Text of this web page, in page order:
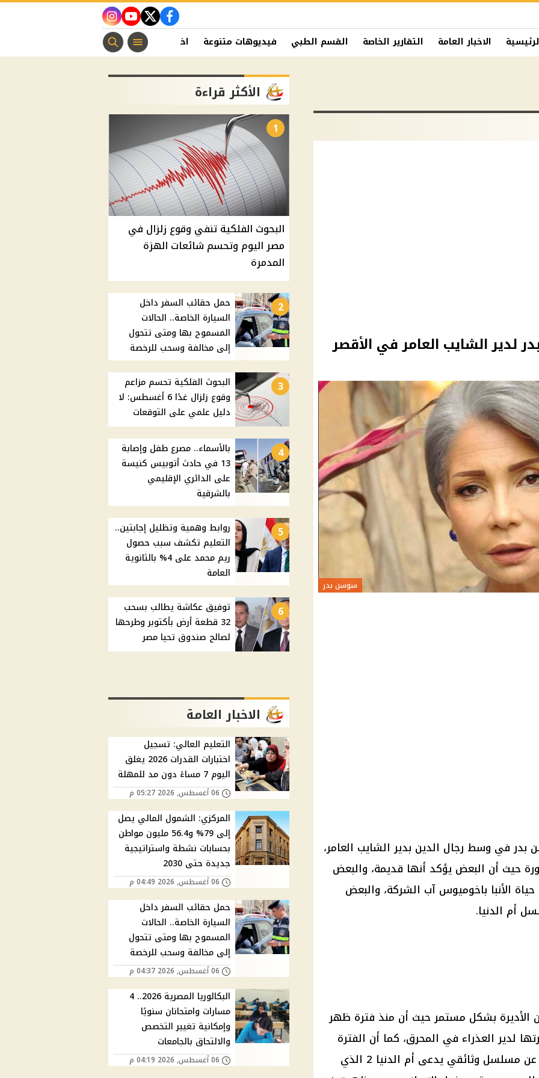
facebook
twitter
youtube
instagram
الاخبار العامة التقارير الخاصة القسم الطبي فيديوهات متنوعة اخبار الفن منوعات مسيحية
الشايب العامر في الأقصر
سوسن بدر
بدر في وسط رجال الدين بدير الشايب العامر،
حيث أن البعض يؤكد أنها قديمة، والبعض
الأنبا باخوميوس آب الشركة، والبعض
أم الدنيا.
الأديرة بشكل مستمر حيث أن منذ فترة ظهر
لدير العذراء في المحرق، كما أن الفترة
الأخيرة كانت الساحة الفنية تتحدث عن مسلسل وثائقي يدعى أم الدنيا 2 الذي
الأكثر قراءة
1
البحوث الفلكية تنفي وقوع زلزال في
مصر اليوم وتحسم شائعات الهزة
المدمرة
2
حمل حقائب السفر داخل
السيارة الخاصة.. الحالات
المسموح بها ومتى تتحول
إلى مخالفة وسحب للرخصة
3
البحوث الفلكية تحسم مزاعم
وقوع زلزال غدًا 6 أغسطس: لا
دليل علمي على التوقعات
4
بالأسماء.. مصرع طفل وإصابة
13 في حادث أتوبيس كنيسة
على الدائري الإقليمي
بالشرقية
5
روابط وهمية وتظليل إجابتين..
التعليم تكشف سبب حصول
ريم محمد على 4% بالثانوية
العامة
6
توفيق عكاشة يطالب بسحب
32 قطعة أرض بأكتوبر وطرحها
لصالح صندوق تحيا مصر
الاخبار العامة
التعليم العالي: تسجيل
اختبارات القدرات 2026 يغلق
اليوم 7 مساءً دون مد للمهلة
06 أغسطس, 2026 05:27 م
المركزي: الشمول المالي يصل
إلى 79% و56.4 مليون مواطن
بحسابات نشطة واستراتيجية
جديدة حتى 2030
06 أغسطس, 2026 04:49 م
حمل حقائب السفر داخل
السيارة الخاصة.. الحالات
المسموح بها ومتى تتحول
إلى مخالفة وسحب للرخصة
06 أغسطس, 2026 04:37 م
البكالوريا المصرية 2026.. 4
مسارات وامتحانان سنويًا
وإمكانية تغيير التخصص
والالتحاق بالجامعات
06 أغسطس, 2026 04:19 م